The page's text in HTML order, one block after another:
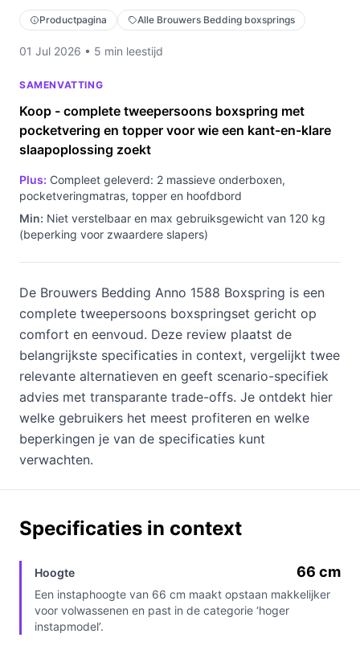
Productpagina Alle Brouwers Bedding boxsprings
01 Jul 2026 • 5 min leestijd
SAMENVATTING
Koop - complete tweepersoons boxspring met
pocketvering en topper voor wie een kant-en-klare
slaapoplossing zoekt
Plus: Compleet geleverd: 2 massieve onderboxen,
pocketveringmatras, topper en hoofdbord
Min: Niet verstelbaar en max gebruiksgewicht van 120 kg
(beperking voor zwaardere slapers)
De Brouwers Bedding Anno 1588 Boxspring is een
complete tweepersoons boxspringset gericht op
comfort en eenvoud. Deze review plaatst de
belangrijkste specificaties in context, vergelijkt twee
relevante alternatieven en geeft scenario-specifiek
advies met transparante trade-offs. Je ontdekt hier
welke gebruikers het meest profiteren en welke
beperkingen je van de specificaties kunt
verwachten.
Specificaties in context
Hoogte 66 cm
Een instaphoogte van 66 cm maakt opstaan makkelijker
voor volwassenen en past in de categorie ‘hoger
instapmodel’.